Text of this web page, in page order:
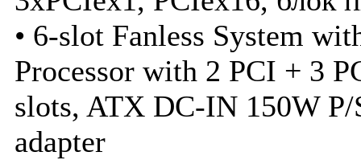
• 6-slot Fanless System
Processor with 2 PCI + 3
slots, ATX DC-IN 150W
adapter